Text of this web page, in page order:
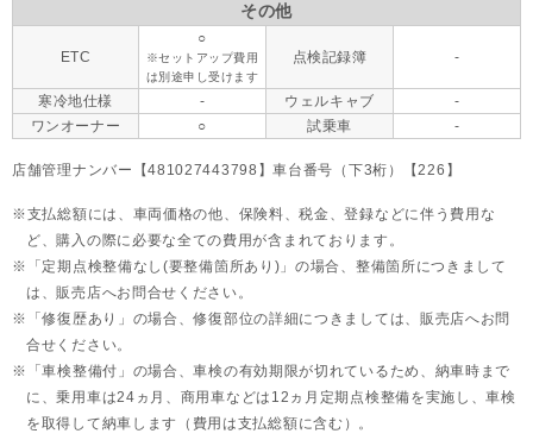
その他
ETC
○
※セットアップ費用
は別途申し受けます
点検記録簿 -
寒冷地仕様 - ウェルキャブ
-
ワンオーナー
○ 試乗車 -
店舗管理ナンバー【481027443798】車台番号（下3桁）【226】
支払総額には、車両価格の他、保険料、税金、登録などに伴う費用な
ど、購入の際に必要な全ての費用が含まれております。
「定期点検整備なし(要整備箇所あり)」の場合、整備箇所につきまして
は、販売店へお問合せください。
「修復歴あり」の場合、修復部位の詳細につきましては、販売店へお問
合せください。
「車検整備付」の場合、車検の有効期限が切れているため、納車時まで
に、乗用車は24ヵ月、 商用車などは12ヵ月定期点検整備を実施し、車検
を取得して納車します（費用は支払総額に含む）。